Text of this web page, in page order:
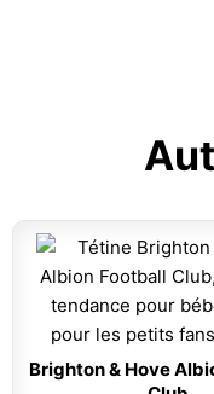
Brighton & Hove